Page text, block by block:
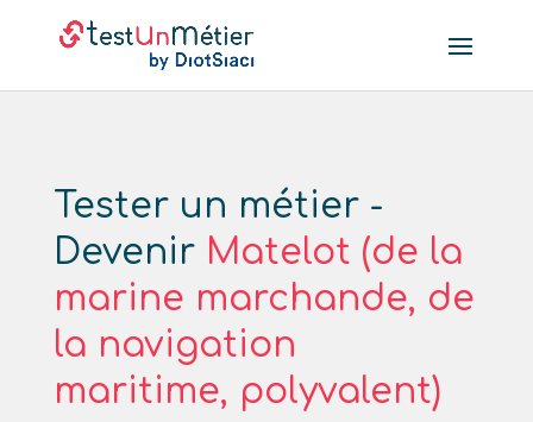
Tester un métier -
Devenir Matelot (de la
marine marchande, de
la navigation
maritime, polyvalent)